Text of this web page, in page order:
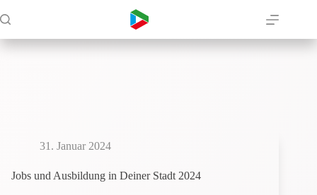
Inhalt
31. Januar 2024
Jobs und Ausbildung in Deiner Stadt 2024